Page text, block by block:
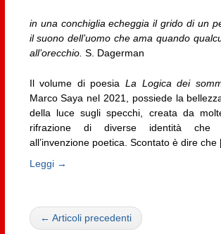
in una conchiglia echeggia il grido di un
il suono dell’uomo che ama quando
all’orecchio. S. Dagerman
Il volume di poesia La Logica dei
Marco Saya nel 2021, possiede la
della luce sugli specchi, creata da
rifrazione di diverse identità che
all’invenzione poetica. Scontato è dire che
Leggi →
← Articoli precedenti